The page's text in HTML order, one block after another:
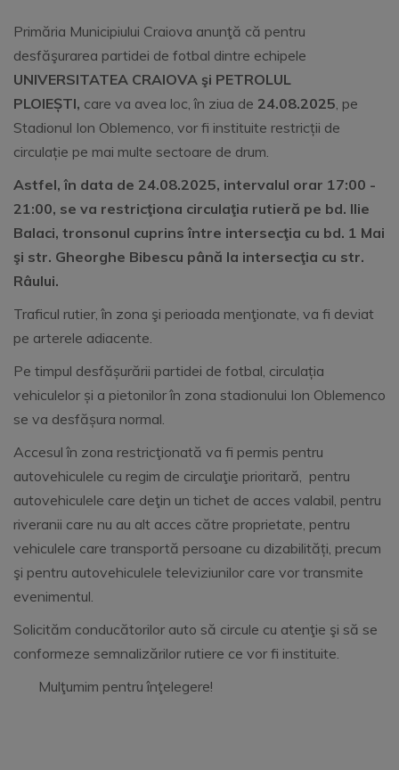
Primăria Municipiului Craiova anunţă că pentru
desfăşurarea partidei de fotbal dintre echipele
UNIVERSITATEA CRAIOVA şi PETROLUL
PLOIEȘTI, care va avea loc, în ziua de 24.08.2025, pe
Stadionul Ion Oblemenco, vor fi instituite restricții de
circulație pe mai multe sectoare de drum.
Astfel, în data de 24.08.2025, intervalul orar 17:00 -
21:00, se va restricţiona circulaţia rutieră pe bd. Ilie
Balaci, tronsonul cuprins între intersecţia cu bd. 1 Mai
şi str. Gheorghe Bibescu până la intersecţia cu str.
Râului.
Traficul rutier, în zona şi perioada menţionate, va fi deviat
pe arterele adiacente.
Pe timpul desfășurării partidei de fotbal, circulația
vehiculelor și a pietonilor în zona stadionului Ion Oblemenco
se va desfășura normal.
Accesul în zona restricţionată va fi permis pentru
autovehiculele cu regim de circulaţie prioritară, pentru
autovehiculele care deţin un tichet de acces valabil, pentru
riveranii care nu au alt acces către proprietate, pentru
vehiculele care transportă persoane cu dizabilități, precum
şi pentru autovehiculele televiziunilor care vor transmite
evenimentul.
Solicităm conducătorilor auto să circule cu atenţie şi să se
conformeze semnalizărilor rutiere ce vor fi instituite.
Mulţumim pentru înţelegere!